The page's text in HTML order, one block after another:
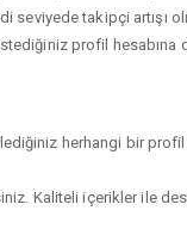
takipçi artışı
profil
herhangi bir
Kaliteli içerikler ile